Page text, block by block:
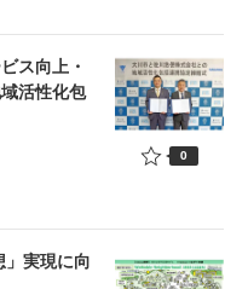
ス向上・
活性化包
0
実現に向